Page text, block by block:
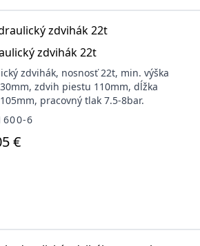
zdvihák 22t
zdvihák, nosnosť 22t, min. výška
zdvih piestu 110mm, dĺžka
pracovný tlak 7.5-8bar.
6
€